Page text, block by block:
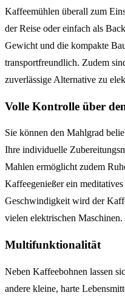
Kaffeemühlen überall zum
der Reise oder einfach als
Gewicht und die kompakte
transportfreundlich. Zudem
zuverlässige Alternative zu
Volle Kontrolle über
Sie können den Mahlgrad
Ihre individuelle
Mahlen ermöglicht zudem
Kaffeegenießer ein
Geschwindigkeit wird der
vielen elektrischen Maschinen.
Multifunktionalität
Neben Kaffeebohnen lassen
andere kleine, harte